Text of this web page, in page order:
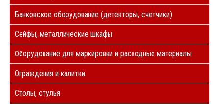
Банковское оборудование (детекторы, счетчики)
Сейфы, металлические шкафы
Оборудование для маркировки и расходные материалы
Ограждения и калитки
Столы, стулья